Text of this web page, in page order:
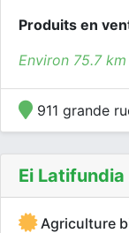
Produits en
Environ 75.7
911 grande
Ei
Agriculture